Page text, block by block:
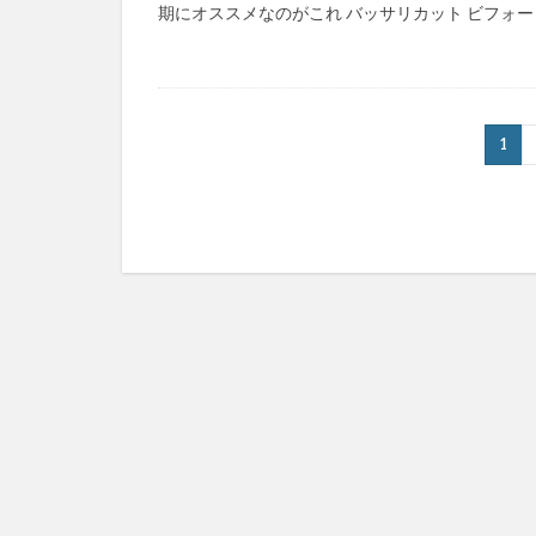
期にオススメなのがこれ バッサリカット ビフォ
1